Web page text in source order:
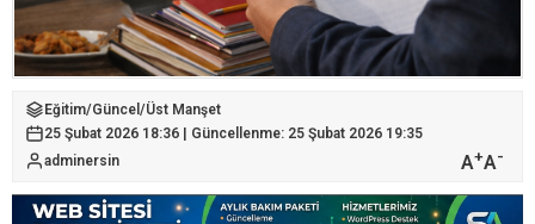
Eğitim/Güncel /Üst Manşet
25 Şubat 2026 18:36 | Güncellenme: 25 Şubat 2026 19:35
adminersin
A+A-